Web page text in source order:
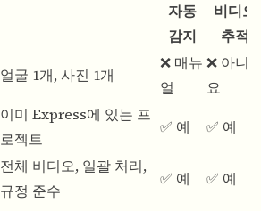
자동
감지
비디오
추적
얼굴 1개, 사진 1개
❌ 매뉴
얼
❌ 아니
요
이미 Express에 있는 프
로젝트
✅ 예 ✅ 예
전체 비디오, 일괄 처리,
규정 준수
✅ 예 ✅ 예